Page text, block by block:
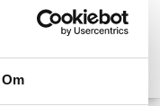
Om